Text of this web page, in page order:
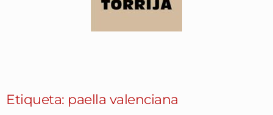
Últimas visitas
Todos los garitos
Etiqueta: paella valenciana